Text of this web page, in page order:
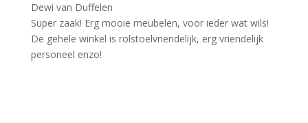
Dewi van Duffelen
Super zaak! Erg mooie meubelen, voor ieder wat wils!
De gehele winkel is rolstoelvriendelijk, erg vriendelijk
personeel enzo!